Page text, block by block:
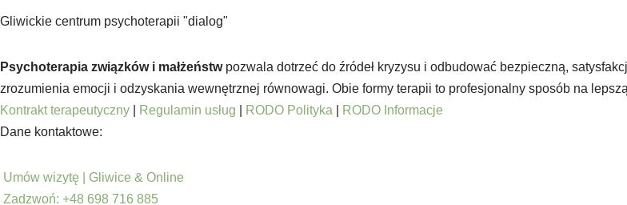
Gliwickie centrum psychoterapii "dialog"
Psychoterapia związków i małżeństwpozwala dotrzeć do źródeł kryzysu i odbudować bezpieczną,
zrozumienia emocji i odzyskania wewnętrznej równowagi. Obie formy terapii to profesjonalny sposób na
Kontrakt terapeutyczny
Regulamin usług RODO Polityka
RODO Informacje
Dane kontaktowe:
Umów wizytę | Gliwice & Online
Zadzwoń: +48 698 716 885